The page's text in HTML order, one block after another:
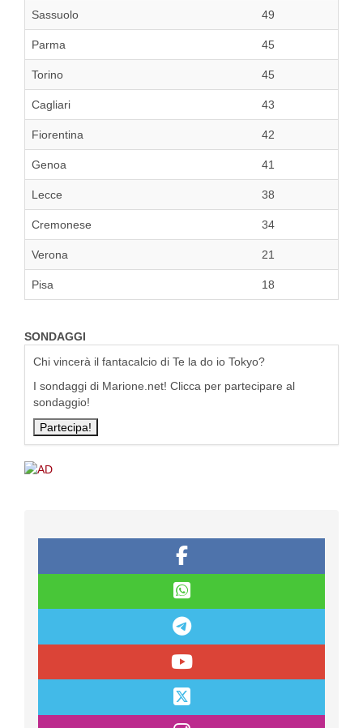
Sassuolo 49
Parma 45
Torino 45
Cagliari 43
Fiorentina 42
Genoa 41
Lecce 38
Cremonese 34
Verona 21
Pisa 18
SONDAGGI
Chi vincerà il fantacalcio di Te la do io Tokyo?
I sondaggi di Marione.net! Clicca per partecipare al
sondaggio!